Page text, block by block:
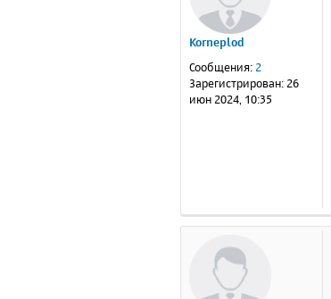
Korneplod
Сообщения: 2
Зарегистрирован: 26
июн 2024, 10:35